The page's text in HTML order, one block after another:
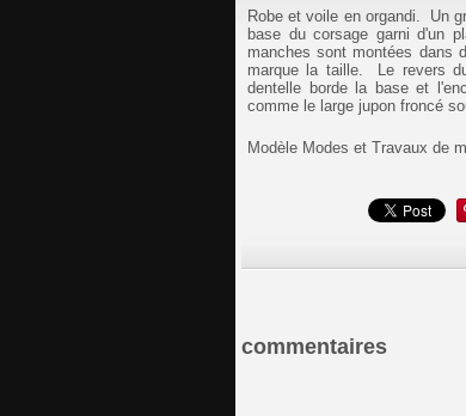
Robe et voile en organdi. Un
base du corsage garni d'un
manches sont montées dans
marque la taille. Le revers
dentelle borde la base et
comme le large jupon froncé
Modèle Modes et Travaux de
commentaires